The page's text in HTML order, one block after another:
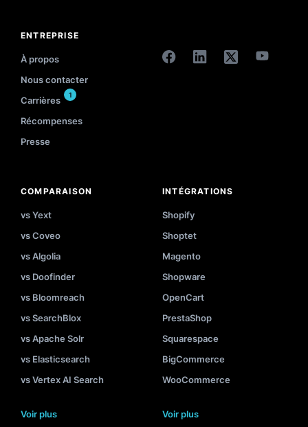
ENTREPRISE
À propos
Nous contacter
Carrières
1
Récompenses
Presse
COMPARAISON
vs Yext
vs Coveo
vs Algolia
vs Doofinder
vs Bloomreach
vs SearchBlox
vs Apache Solr
vs Elasticsearch
vs Vertex AI Search
Voir plus
INTÉGRATIONS
Shopify
Shoptet
Magento
Shopware
OpenCart
PrestaShop
Squarespace
BigCommerce
WooCommerce
Voir plus